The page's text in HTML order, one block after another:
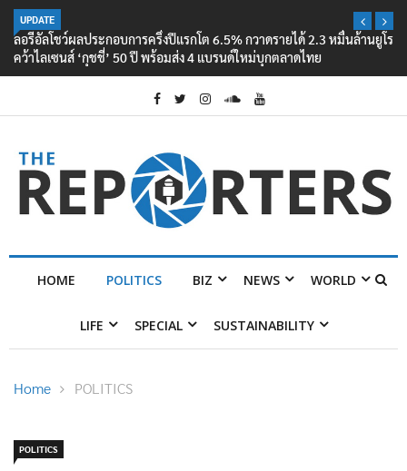
UPDATE
ลอรีอัลโชว์ผลประกอบการครึ่งปีแรกโต 6.5% กวาดรายได้ 2.3 หมื่นล้านยูโร
คว้าไลเซนส์ ‘กุชชี่’ 50 ปี พร้อมส่ง 4 แบรนด์ใหม่บุกตลาดไทย
HOME POLITICS BIZ NEWS WORLD
LIFE SPECIAL SUSTAINABILITY
Home POLITICS
POLITICS